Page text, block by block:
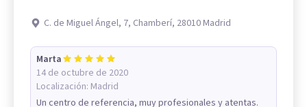
C. de Miguel Ángel, 7, Chamberí, 28010 Madrid
Marta
14 de octubre de 2020
Localización: Madrid
Un centro de referencia, muy profesionales y atentas.